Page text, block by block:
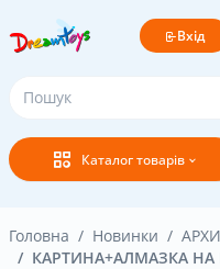
Каталог товарів
Вхід
Головна
Постачальникам
Покупцям
Головна Новинки
КАРТИНА+АЛМАЗКА